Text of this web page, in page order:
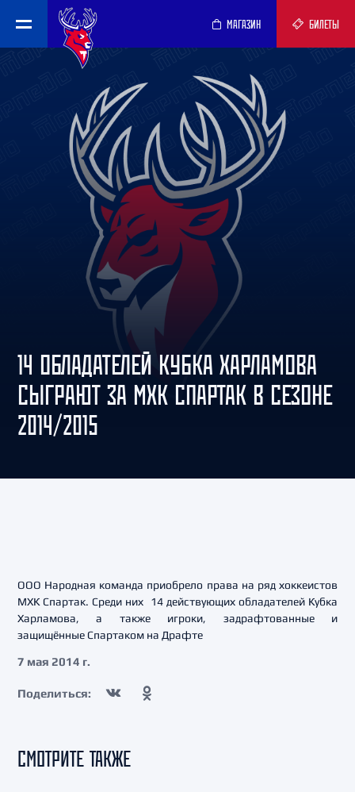
МАГАЗИН БИЛЕТЫ
14 ОБЛАДАТЕЛЕЙ КУБКА ХАРЛАМОВА
СЫГРАЮТ ЗА МХК СПАРТАК В СЕЗОНЕ
2014/2015
ООО Народная команда приобрело права на ряд хоккеистов
МХК Спартак. Среди них 14 действующих обладателей Кубка
Харламова, а также игроки, задрафтованные и
защищённые Спартаком на Драфте
7 мая 2014 г.
Поделиться:
СМОТРИТЕ ТАКЖЕ